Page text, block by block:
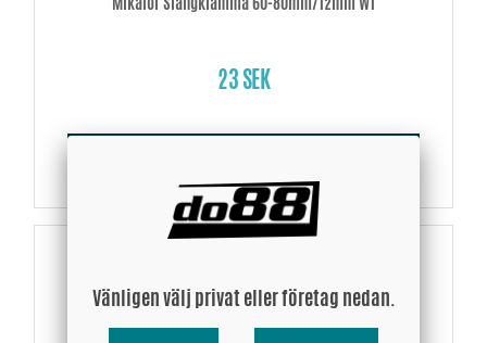
23 SEK
Vänligen välj privat eller företag nedan.